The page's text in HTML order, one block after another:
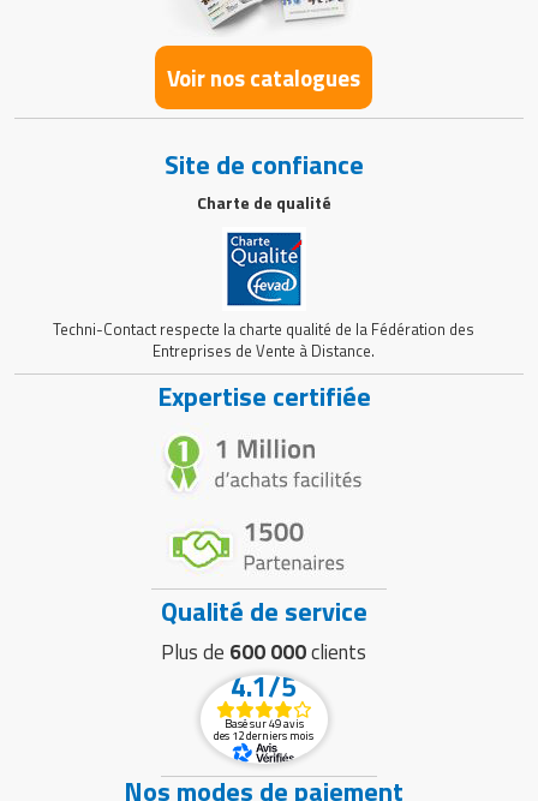
Voir nos catalogues
Site de confiance
Charte de qualité
Techni-Contact respecte la charte qualité de la Fédération des
Entreprises de Vente à Distance.
Expertise certifiée
Qualité de service
Plus de 600 000clients
4.1/5
Basé sur 49 avis
des 12 derniers mois
Nos modes de paiement